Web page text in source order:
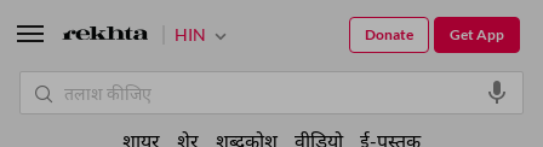
HIN Get App
Donate
शायर शेर शब्दकोश वीडियो ई-पुस्तक